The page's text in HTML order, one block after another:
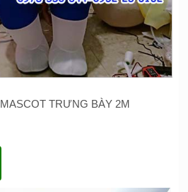
MASCOT TRƯNG BÀY 2M